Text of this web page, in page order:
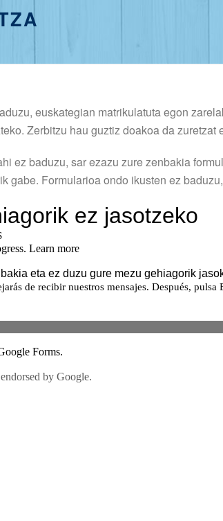
euskategian matrikulatuta egon
Zerbitzu hau guztiz doakoa da
ez baduzu, sar ezazu zure zenbakia
gabe. Formularioa ondo ikusten ez